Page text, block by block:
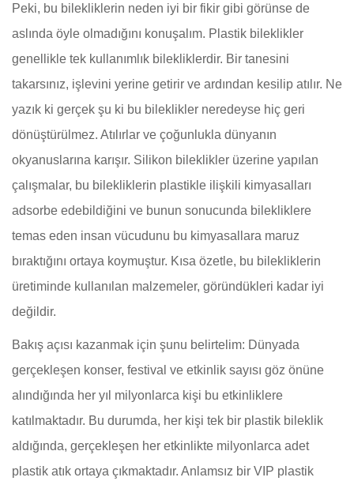
Peki, bu bilekliklerin neden iyi bir fikir gibi görünse de
aslında öyle olmadığını konuşalım. Plastik bileklikler
genellikle tek kullanımlık bilekliklerdir. Bir tanesini
takarsınız, işlevini yerine getirir ve ardından kesilip atılır. Ne
yazık ki gerçek şu ki bu bileklikler neredeyse hiç geri
dönüştürülmez. Atılırlar ve çoğunlukla dünyanın
okyanuslarına karışır. Silikon bileklikler üzerine yapılan
çalışmalar, bu bilekliklerin plastikle ilişkili kimyasalları
adsorbe edebildiğini ve bunun sonucunda bilekliklere
temas eden insan vücudunu bu kimyasallara maruz
bıraktığını ortaya koymuştur. Kısa özetle, bu bilekliklerin
üretiminde kullanılan malzemeler, göründükleri kadar iyi
değildir.
Bakış açısı kazanmak için şunu belirtelim: Dünyada
gerçekleşen konser, festival ve etkinlik sayısı göz önüne
alındığında her yıl milyonlarca kişi bu etkinliklere
katılmaktadır. Bu durumda, her kişi tek bir plastik bileklik
aldığında, gerçekleşen her etkinlikte milyonlarca adet
plastik atık ortaya çıkmaktadır. Anlamsız bir VIP plastik